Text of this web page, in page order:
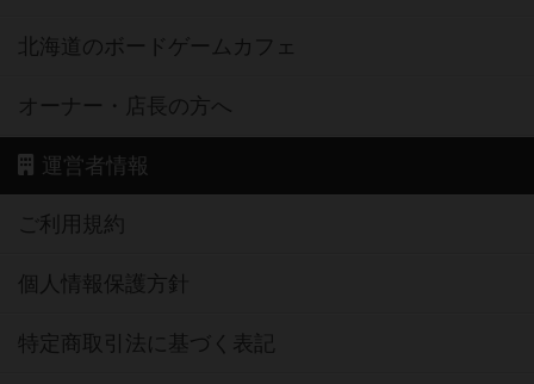
北海道のボードゲームカフェ
オーナー・店長の方へ
運営者情報
ご利用規約
個人情報保護方針
特定商取引法に基づく表記